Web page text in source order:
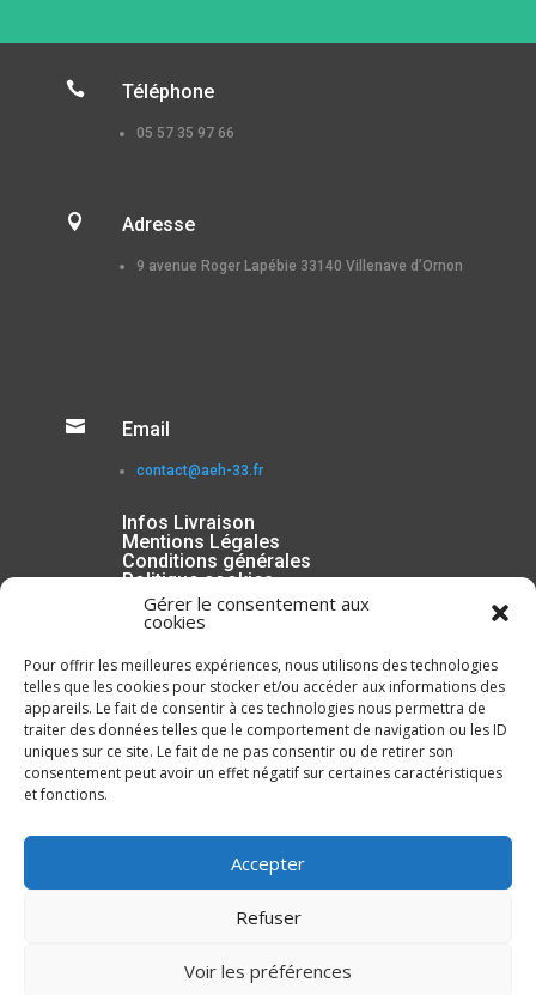
Gérer le consentement aux
cookies
Pour offrir les meilleures expériences, nous utilisons des technologies
telles que les cookies pour stocker et/ou accéder aux informations des
appareils. Le fait de consentir à ces technologies nous permettra de
traiter des données telles que le comportement de navigation ou les ID
uniques sur ce site. Le fait de ne pas consentir ou de retirer son
consentement peut avoir un effet négatif sur certaines caractéristiques
et fonctions.
Accepter
Refuser
Voir les préférences
 Téléphone
05 57 35 97 66
 Adresse
9 avenue Roger Lapébie 33140 Villenave d’Ornon
 Email
contact@aeh-33.fr
Infos Livraison
Mentions Légales
Conditions générales
Politique cookies
ENVOYER